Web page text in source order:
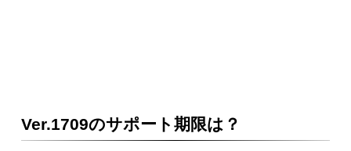
Ver.1709のサポート期限は？